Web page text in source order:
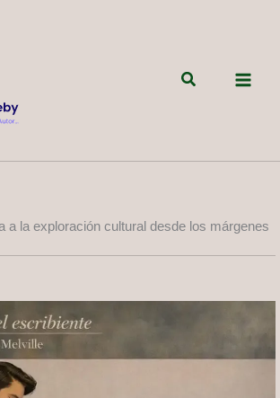
Buscar
a la exploración cultural desde los márgenes